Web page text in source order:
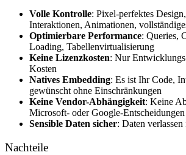
Volle Kontrolle: Pixel-perfektes
Interaktionen, Animationen,
Optimierbare Performance: Queries,
Loading, Tabellenvirtualisierung
Keine Lizenzkosten: Nur
Kosten
Natives Embedding: Es ist Ihr Code,
gewünscht ohne Einschränkungen
Keine Vendor-Abhängigkeit: Keine
Microsoft- oder Google-Entscheidungen
Sensible Daten sicher: Daten
Nachteile